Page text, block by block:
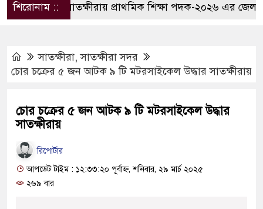
শিরোনাম ::সাতক্ষীরায় প্রাথমিক শিক্ষা পদক-২০২৬ এর জেলা
সাতক্ষীরা,সাতক্ষীরা সদর
চোর চক্রের ৫ জন আটক ৯ টি মটরসাইকেল উদ্ধার সাতক্ষীরায়
চোর চক্রের ৫ জন আটক ৯ টি মটরসাইকেল উদ্ধার
সাতক্ষীরায়
রিপোর্টার
আপডেট টাইম : ১২:৩৩:২০ পূর্বাহ্ন, শনিবার, ২৯ মার্চ ২০২৫
২৬৯ বার